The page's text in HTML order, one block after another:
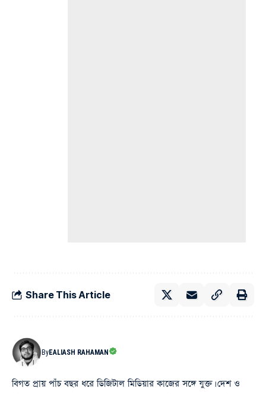
Share This Article
ByEALIASH RAHAMAN
বিগত প্রায় পাঁচ বছর ধরে ডিজিটাল মিডিয়ার কাজের সঙ্গে যুক্ত। দেশ ও